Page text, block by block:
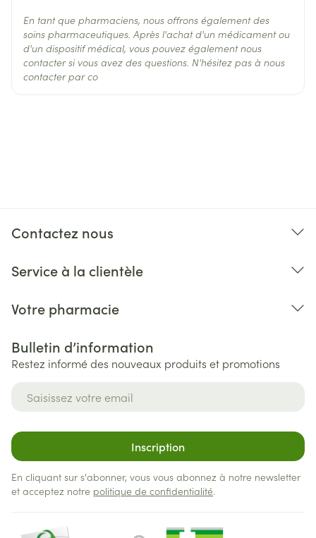
En tant que pharmaciens, nous offrons également des
soins pharmaceutiques. Après l'achat d'un médicament ou
d'un dispositif médical, vous pouvez également nous
contacter si vous avez des questions. N'hésitez pas à nous
contacter par co
Contactez nous
Service à la clientèle
Votre pharmacie
Bulletin d’information
Restez informé des nouveaux produits et promotions
Inscription
En cliquant sur s'abonner, vous vous abonnez à notre newsletter
et acceptez notre politique de confidentialité.